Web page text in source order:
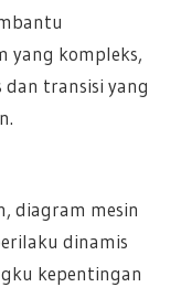
yang kompleks,
transisi yang
diagram mesin
dinamis
kepentingan